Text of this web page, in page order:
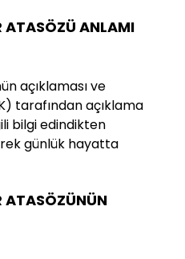
ATASÖZÜ ANLAMI
açıklaması ve
tarafından açıklama
bilgi edindikten
günlük hayatta
ATASÖZÜNÜN